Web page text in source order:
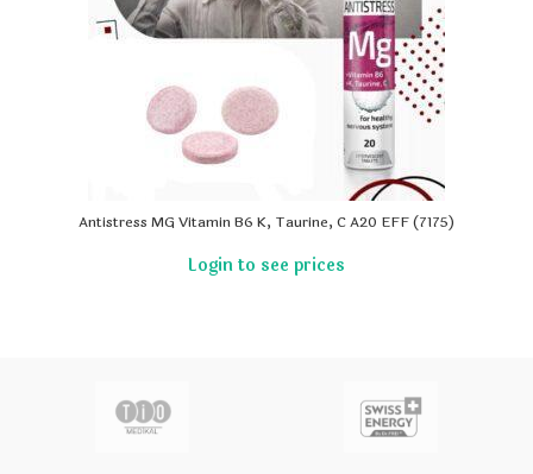
Antistress MG Vitamin B6 K, Taurine, C A20 EFF (7175)